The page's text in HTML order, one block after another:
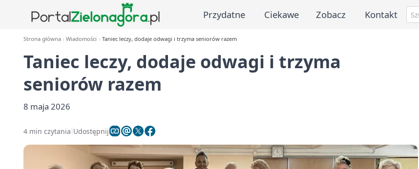
Przydatne Ciekawe Zobacz Kontakt
Strona główna Wiadomości Taniec leczy, dodaje odwagi i trzyma seniorów razem
Taniec leczy, dodaje odwagi i trzyma
seniorów razem
8 maja 2026
4 min czytania Udostępnij